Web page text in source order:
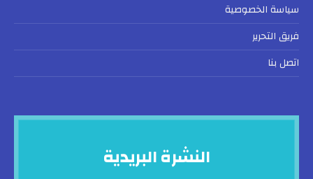
سياسة الخصوصية
فريق التحرير
اتصل بنا
النشرة البريدية